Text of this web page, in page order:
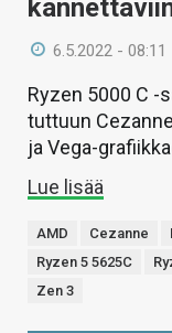
6.5.2022 - 08:11
Ryzen 5000 C
tuttuun
ja Vega-
Lue lisää
AMD Cezanne
Ryzen 5 5625C
Zen 3